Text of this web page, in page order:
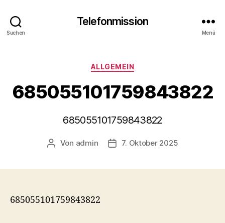
Suchen
Telefonmission
Menü
Kategorien
ALLGEMEIN
685055101759843822
685055101759843822
Beitragsautor
Von admin Veröffentlichungsdatum
7. Oktober 2025
685055101759843822